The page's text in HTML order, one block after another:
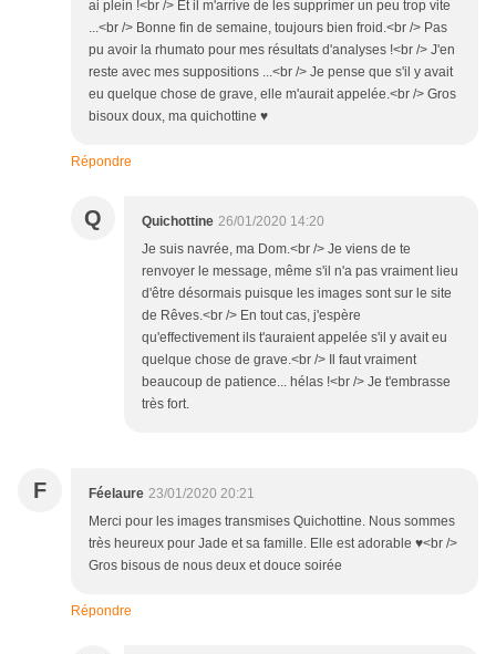
ai plein !<br /> Et il m'arrive de les supprimer un peu trop vite
...<br /> Bonne fin de semaine, toujours bien froid.<br /> Pas
pu avoir la rhumato pour mes résultats d'analyses !<br /> J'en
reste avec mes suppositions ...<br /> Je pense que s'il y avait
eu quelque chose de grave, elle m'aurait appelée.<br /> Gros
bisoux doux, ma quichottine ♥
Répondre
Q Quichottine 26/01/2020 14:20
Je suis navrée, ma Dom.<br /> Je viens de te
renvoyer le message, même s'il n'a pas vraiment lieu
d'être désormais puisque les images sont sur le site
de Rêves.<br /> En tout cas, j'espère
qu'effectivement ils t'auraient appelée s'il y avait eu
quelque chose de grave.<br /> Il faut vraiment
beaucoup de patience... hélas !<br /> Je t'embrasse
très fort.
F Féelaure 23/01/2020 20:21
Merci pour les images transmises Quichottine. Nous sommes
très heureux pour Jade et sa famille. Elle est adorable ♥<br />
Gros bisous de nous deux et douce soirée
Répondre